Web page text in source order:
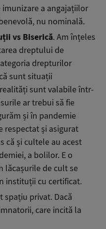
imunizare a angajațiilor
nu nominală.
vs Biserică. Am înțeles
dreptului de
drepturilor
sunt situații
sunt valabile într-
ar trebui să fie
și în pandemie
respectat și asigurat
că și cultele au acest
a bolilor. E o
lăcașurile de cult se
instituții cu certificat.
spațiu privat. Dacă
care incită la